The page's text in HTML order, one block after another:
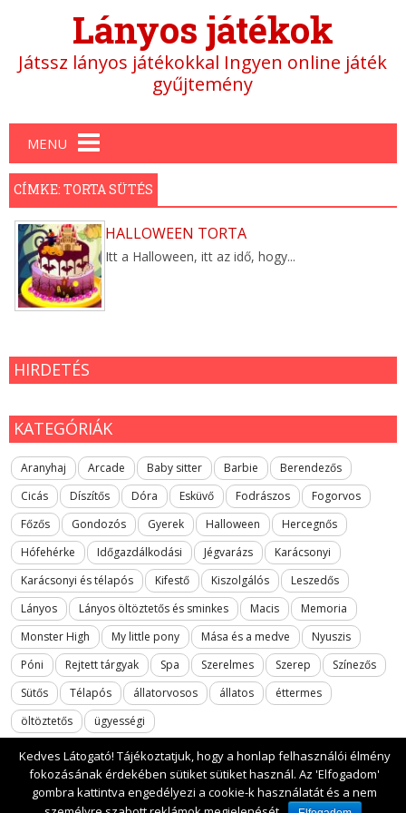
Lányos játékok
Játssz lányos játékokkal Ingyen online játék
gyűjtemény
Main menu
MENU
CÍMKE: TORTA SÜTÉS
HALLOWEEN TORTA
Itt a Halloween, itt az idő, hogy...
HIRDETÉS
KATEGÓRIÁK
Aranyhaj Arcade Baby sitter Barbie
Berendezős
Cicás
Díszítős Dóra Esküvő Fodrászos
Fogorvos
Főzős
Gondozós Gyerek Halloween
Hercegnős
Hófehérke
Időgazdálkodási Jégvarázs
Karácsonyi
Karácsonyi és télapós
Kifestő Kiszolgálós
Leszedős
Lányos
Lányos öltöztetős és sminkes Macis
Memoria
Monster High
My little pony Mása és a medve
Nyuszis
Póni
Rejtett tárgyak Spa Szerelmes Szerep
Színezős
Sütős
Télapós állatorvosos állatos
éttermes
öltöztetős
ügyességi
2017 All rights reserved. lanyosjatekok.gyerekfilmek.hu
Kedves Látogató! Tájékoztatjuk, hogy a honlap felhasználói élmény
fokozásának érdekében sütiket sütiket használ. Az 'Elfogadom'
gombra kattintva engedélyezi a cookie-k használatát és a nem